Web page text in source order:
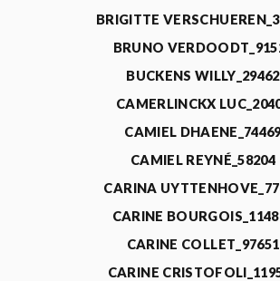
BRIGITTE
BRUNO
BUCKENS WILLY_29462
CAMERLINCKX
CAMIEL
CAMIEL REYNÉ_58204
CARINA
CARINE
CARINE COLLET_97651
CARINE